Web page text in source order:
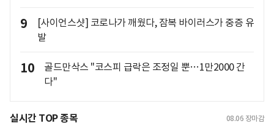
9
[사이언스샷] 코로나가 깨웠다, 잠복 바이러스가 중증 유
발
10
골드만삭스 "코스피 급락은 조정일 뿐…1만2000 간
다"
실시간 TOP 종목 08.06 장마감